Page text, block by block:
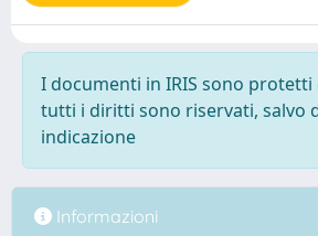
I documenti in IRIS sono
tutti i diritti sono riservati, salvo
indicazione
Informazioni